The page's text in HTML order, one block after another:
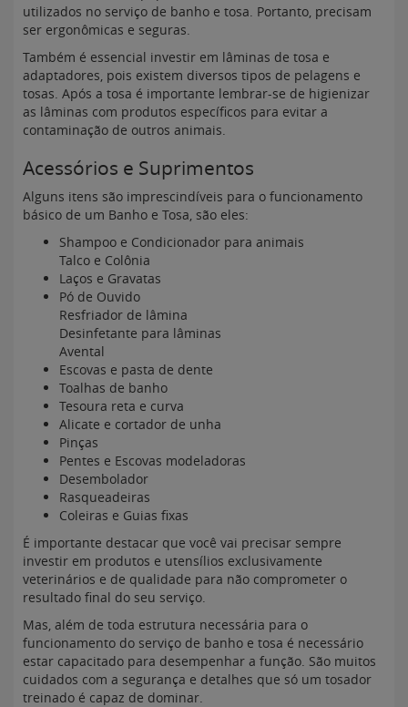
utilizados no serviço de banho e tosa. Portanto, precisam
ser ergonômicas e seguras.
Também é essencial investir em lâminas de tosa e
adaptadores, pois existem diversos tipos de pelagens e
tosas. Após a tosa é importante lembrar-se de higienizar
as lâminas com produtos específicos para evitar a
contaminação de outros animais.
Acessórios e Suprimentos
Alguns itens são imprescindíveis para o funcionamento
básico de um Banho e Tosa, são eles:
Shampoo e Condicionador para animais
Talco e Colônia
Laços e Gravatas
Pó de Ouvido
Resfriador de lâmina
Desinfetante para lâminas
Avental
Escovas e pasta de dente
Toalhas de banho
Tesoura reta e curva
Alicate e cortador de unha
Pinças
Pentes e Escovas modeladoras
Desembolador
Rasqueadeiras
Coleiras e Guias fixas
É importante destacar que você vai precisar sempre
investir em produtos e utensílios exclusivamente
veterinários e de qualidade para não comprometer o
resultado final do seu serviço.
Mas, além de toda estrutura necessária para o
funcionamento do serviço de banho e tosa é necessário
estar capacitado para desempenhar a função. São muitos
cuidados com a segurança e detalhes que só um tosador
treinado é capaz de dominar.